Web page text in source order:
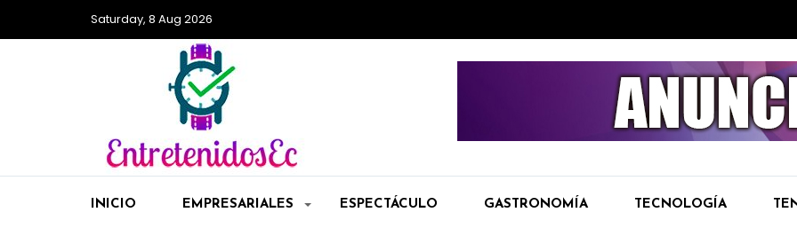
Saturday, 8 Aug 2026
INICIO EMPRESARIALES ESPECTÁCULO GASTRONOMÍA TECNOLOGÍA